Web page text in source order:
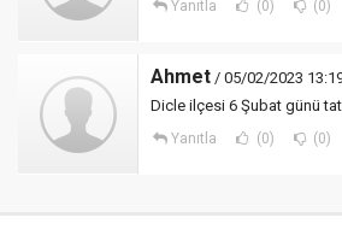
Yanıtla (0) (0)
Ahmet / 05/02/2023
Dicle ilçesi 6 Şubat günü
Yanıtla (0) (0)